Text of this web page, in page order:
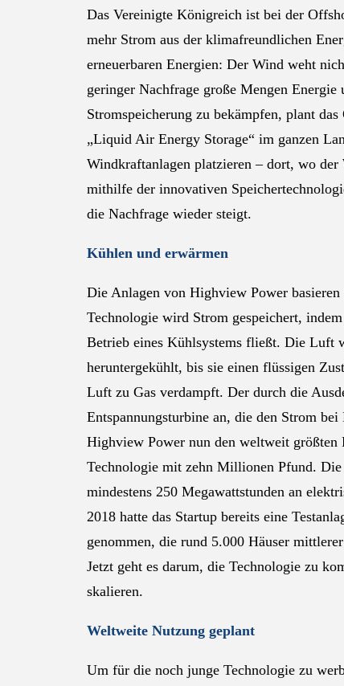
Das Vereinigte Königreich ist bei der
mehr Strom aus der klimafreundlichen
erneuerbaren Energien: Der Wind weht
geringer Nachfrage große Mengen
Stromspeicherung zu bekämpfen, plant
„Liquid Air Energy Storage“ im ganzen
Windkraftanlagen platzieren – dort, wo
mithilfe der innovativen
die Nachfrage wieder steigt.
Kühlen und erwärmen
Die Anlagen von Highview Power
Technologie wird Strom gespeichert,
Betrieb eines Kühlsystems fließt. Die Luft
heruntergekühlt, bis sie einen flüssigen
Luft zu Gas verdampft. Der durch die
Entspannungsturbine an, die den Strom
Highview Power nun den weltweit
Technologie mit zehn Millionen Pfund.
mindestens 250 Megawattstunden an
2018 hatte das Startup bereits eine
genommen, die rund 5.000 Häuser
Jetzt geht es darum, die Technologie zu
skalieren.
Weltweite Nutzung geplant
Um für die noch junge Technologie zu